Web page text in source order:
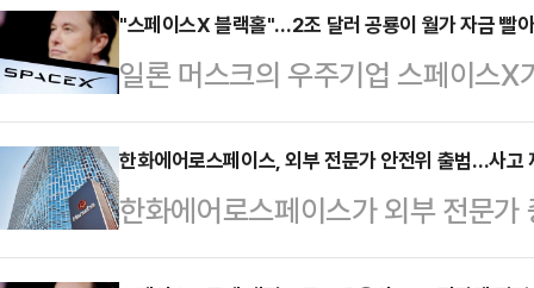
벌 빅딜 참여가 회사의 입지와 주가
(0)’ 결과를 둘러싼 배경과 파장에
융투자업계에 따르면 미래에셋증
대표 주관사인 골드만삭스로부터
배정할 수 없다는 통보를 받았다.
스페이스X에 …
"스페이스X 블랙홀"…2조 달러 공룡이 월가 자금 빨
일론 머스크의 우주기업 스페이스
2740조원)를 돌파하며 월가를 뒤
에 투자자들의 관심이 집중되면서
이른바 '스페이스X 블랙홀' 현상까
통신에 따르면 스페이스X는 공모
한화에어로스페이스, 외부 전문가 안전위 출범…사고
한화에어로스페이스가 외부 전문
관리체계 전반을 재점검한다.한화